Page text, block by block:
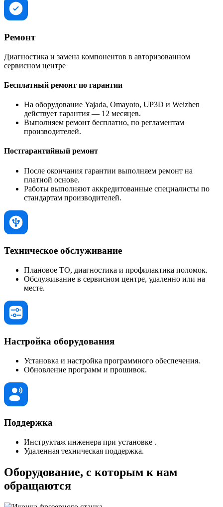
Ремонт
Диагностика и замена компонентов в авторизованном
сервисном центре
Бесплатный ремонт по гарантии
На оборудование Yajada, Omayoto, UP3D и Weizhen
действует гарантия — 12 месяцев.
Выполняем ремонт бесплатно, по регламентам
производителей.
Постгарантийный ремонт
После окончания гарантии выполняем ремонт на
платной основе.
Работы выполняют аккредитованные специалисты по
стандартам производителей.
Техническое обслуживание
Плановое ТО, диагностика и профилактика поломок.
Обслуживание в сервисном центре, удаленно или на
месте.
Настройка оборудования
Установка и настройка программного обеспечения.
Обновление программ и прошивок.
Поддержка
Инструктаж инженера при установке .
Удаленная техническая поддержка.
Оборудование, с которым к нам
обращаются